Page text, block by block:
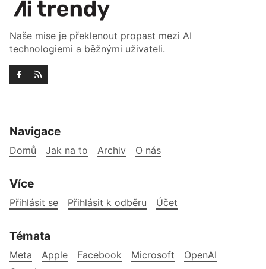
Naše mise je překlenout propast mezi AI
technologiemi a běžnými uživateli.
Navigace
Domů Jak na to Archiv O nás
Více
Přihlásit se Přihlásit k odběru Účet
Témata
Meta Apple Facebook Microsoft
OpenAI